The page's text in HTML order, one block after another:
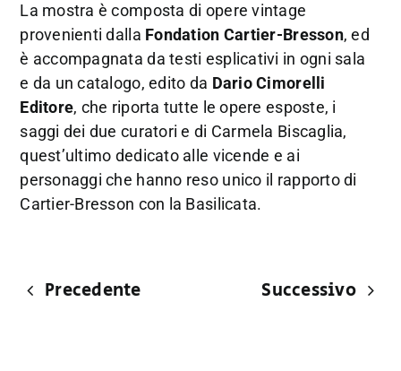
La mostra è composta di opere vintage
provenienti dalla Fondation Cartier-Bresson, ed
è accompagnata da testi esplicativi in ogni sala
e da un catalogo, edito da Dario Cimorelli
Editore, che riporta tutte le opere esposte, i
saggi dei due curatori e di Carmela Biscaglia,
quest’ultimo dedicato alle vicende e ai
personaggi che hanno reso unico il rapporto di
Cartier-Bresson con la Basilicata.
Precedente Successivo